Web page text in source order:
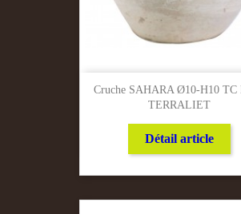
Cruche SAHARA Ø10-H10 TC
TERRALIET
Détail article